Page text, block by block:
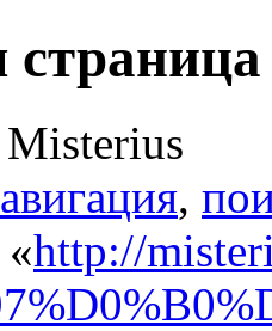
страница
,
http://